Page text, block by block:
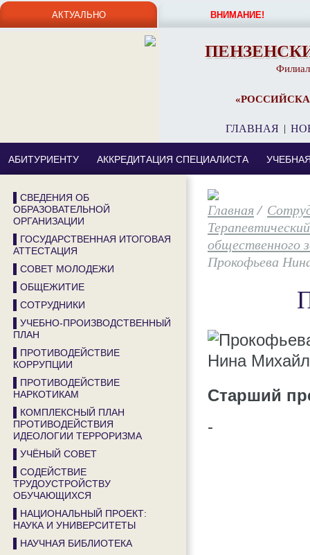
АКТУАЛЬНО ВНИМАНИЕ!
ГЛАВНАЯ |
АБИТУРИЕНТУ АККРЕДИТАЦИЯ СПЕЦИАЛИСТА
/
общественного
Прокофьева
Старший
-
▌СВЕДЕНИЯ ОБ
ОБРАЗОВАТЕЛЬНОЙ
ОРГАНИЗАЦИИ
▌ГОСУДАРСТВЕННАЯ ИТОГОВАЯ
АТТЕСТАЦИЯ
▌СОВЕТ МОЛОДЕЖИ
▌ОБЩЕЖИТИЕ
▌СОТРУДНИКИ
▌УЧЕБНО-ПРОИЗВОДСТВЕННЫЙ
ПЛАН
▌ПРОТИВОДЕЙСТВИЕ
КОРРУПЦИИ
▌ПРОТИВОДЕЙСТВИЕ
НАРКОТИКАМ
▌КОМПЛЕКСНЫЙ ПЛАН
ПРОТИВОДЕЙСТВИЯ
ИДЕОЛОГИИ ТЕРРОРИЗМА
▌УЧЁНЫЙ СОВЕТ
▌СОДЕЙСТВИЕ
ТРУДОУСТРОЙСТВУ
ОБУЧАЮЩИХСЯ
▌НАЦИОНАЛЬНЫЙ ПРОЕКТ:
НАУКА И УНИВЕРСИТЕТЫ
▌НАУЧНАЯ БИБЛИОТЕКА